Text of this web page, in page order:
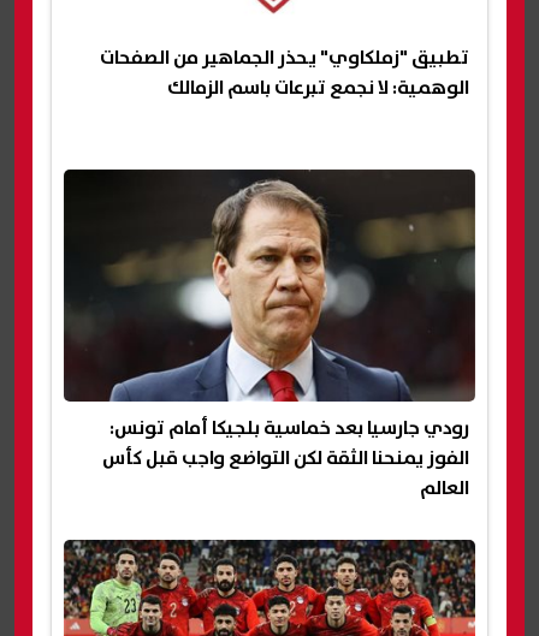
تطبيق "زملكاوي" يحذر الجماهير من الصفحات
الوهمية: لا نجمع تبرعات باسم الزمالك
رودي جارسيا بعد خماسية بلجيكا أمام تونس:
الفوز يمنحنا الثقة لكن التواضع واجب قبل كأس
العالم